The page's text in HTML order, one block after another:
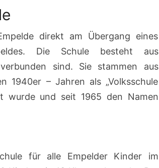
direkt am Übergang eines
Die Schule besteht aus
sind. Sie stammen aus
1940er – Jahren als „Volksschule
wurde und seit 1965 den Namen
für alle Empelder Kinder im